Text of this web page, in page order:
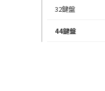
32鍵盤
44鍵盤